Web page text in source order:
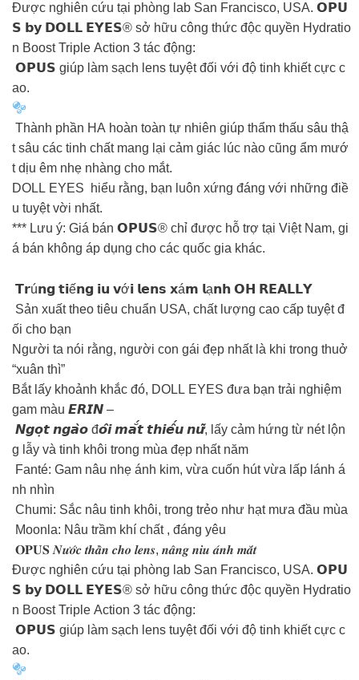
Được nghiên cứu tại phòng lab San Francisco, USA. 𝗢𝗣𝗨
𝗦 𝗯𝘆 𝗗𝗢𝗟𝗟 𝗘𝗬𝗘𝗦® sở hữu công thức độc quyền Hydratio
n Boost Triple Action 3 tác động:
𝗢𝗣𝗨𝗦 giúp làm sạch lens tuyệt đối với độ tinh khiết cực c
ao.
Thành phần HA hoàn toàn tự nhiên giúp thẩm thấu sâu thậ
t sâu các tinh chất mang lại cảm giác lúc nào cũng ẩm mướ
t dịu êm nhẹ nhàng cho mắt.
DOLL EYES hiểu rằng, bạn luôn xứng đáng với những điề
u tuyệt vời nhất.
*** Lưu ý: Giá bán 𝗢𝗣𝗨𝗦® chỉ được hỗ trợ tại Việt Nam, gi
á bán không áp dụng cho các quốc gia khác.
️️️ 𝗧𝗿ú𝗻𝗴 𝘁𝗶ế𝗻𝗴 𝗶𝘂 𝘃ớ𝗶 𝗹𝗲𝗻𝘀 𝘅á𝗺 𝗹ạ𝗻𝗵 𝗢𝗛 𝗥𝗘𝗔𝗟𝗟𝗬
Sản xuất theo tiêu chuẩn USA, chất lượng cao cấp tuyệt đ
ối cho bạn
Người ta nói rằng, người con gái đẹp nhất là khi trong thuở
“xuân thì”
Bắt lấy khoảnh khắc đó, DOLL EYES đưa bạn trải nghiệm
gam màu 𝙀𝙍𝙄𝙉 –
𝙉𝙜𝙤̣𝙩 𝙣𝙜𝙖̀𝙤 đ𝙤̂𝙞 𝙢𝙖̆́𝙩 𝙩𝙝𝙞𝙚̂́𝙪 𝙣𝙪̛̃, lấy cảm hứng từ nét lộn
g lẫy và tinh khôi trong mùa đẹp nhất năm
Fanté: Gam nâu nhẹ ánh kim, vừa cuốn hút vừa lấp lánh á
nh nhìn
Chumi: Sắc nâu tinh khôi, trong trẻo như hạt mưa đầu mùa
Moonla: Nâu trầm khí chất , đáng yêu
𝐎𝐏𝐔𝐒 𝑵𝒖̛𝒐̛́𝒄 𝒕𝒉𝒂̂̀𝒏 𝒄𝒉𝒐 𝒍𝒆𝒏𝒔, 𝒏𝒂̂𝒏𝒈 𝒏𝒊𝒖 𝒂́𝒏𝒉 𝒎𝒂̆́𝒕
Được nghiên cứu tại phòng lab San Francisco, USA. 𝗢𝗣𝗨
𝗦 𝗯𝘆 𝗗𝗢𝗟𝗟 𝗘𝗬𝗘𝗦® sở hữu công thức độc quyền Hydratio
n Boost Triple Action 3 tác động:
𝗢𝗣𝗨𝗦 giúp làm sạch lens tuyệt đối với độ tinh khiết cực c
ao.